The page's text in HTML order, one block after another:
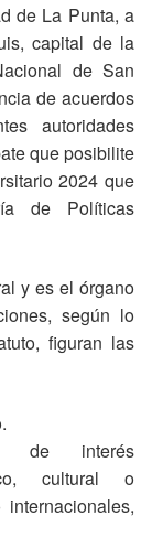
de La Punta, a
capital de la
de San
de acuerdos
autoridades
que posibilite
2024 que
de Políticas
y es el órgano
según lo
figuran las
de interés
cultural o